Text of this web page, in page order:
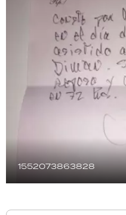
1552073863828
RECETAS
PALABRAS
HORÓSCOPO